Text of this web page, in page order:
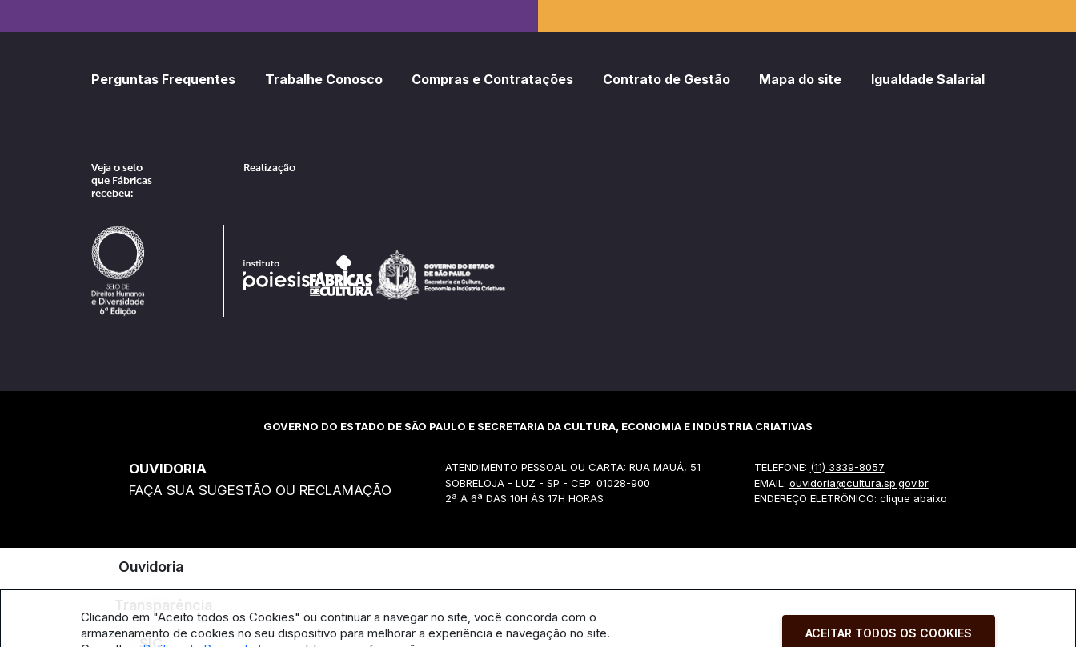
Perguntas Frequentes Trabalhe Conosco Compras e Contratações Contrato de Gestão Mapa do site Igualdade Salarial
Veja o selo
que Fábricas
recebeu:
Realização
GOVERNO DO ESTADO DE SÃO PAULO E SECRETARIA DA CULTURA, ECONOMIA E INDÚSTRIA CRIATIVAS
OUVIDORIA
FAÇA SUA SUGESTÃO OU RECLAMAÇÃO
ATENDIMENTO PESSOAL OU CARTA: RUA MAUÁ, 51
SOBRELOJA - LUZ - SP - CEP: 01028-900
2ª A 6ª DAS 10H ÀS 17H HORAS
TELEFONE: (11) 3339-8057
EMAIL: ouvidoria@cultura.sp.gov.br
ENDEREÇO ELETRÔNICO: clique abaixo
Ouvidoria
SIC
Clicando em "Aceito todos os Cookies" ou continuar a navegar no site, você concorda com o
armazenamento de cookies no seu dispositivo para melhorar a experiência e navegação no site.
ACEITAR TODOS OS COOKIES